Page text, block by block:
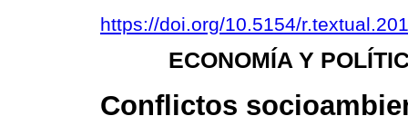
https://doi.org/10.5154/
ECONOMÍA Y
Conflictos